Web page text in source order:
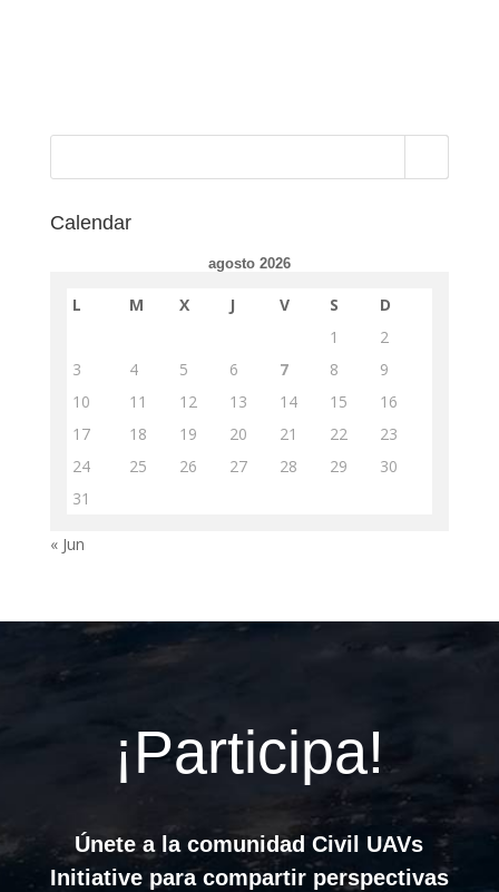
Calendar
agosto 2026
L M X J V S
D
1
2
3
4 5 6 7 8
9
10
11 12 13 14 15
16
17
18 19 20 21 22
23
24
25 26 27 28 29
30
31
« Jun
¡Participa!
Únete a la comunidad Civil UAVs
Initiative para compartir perspectivas